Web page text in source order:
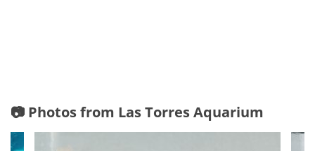
📷 Photos from Las Torres Aquarium